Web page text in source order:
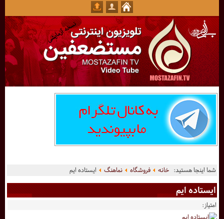
شما اینجا هستید:خانه فروشگاه نماهنگ ایستاده ایم
ایستاده ایم
امتیاز: